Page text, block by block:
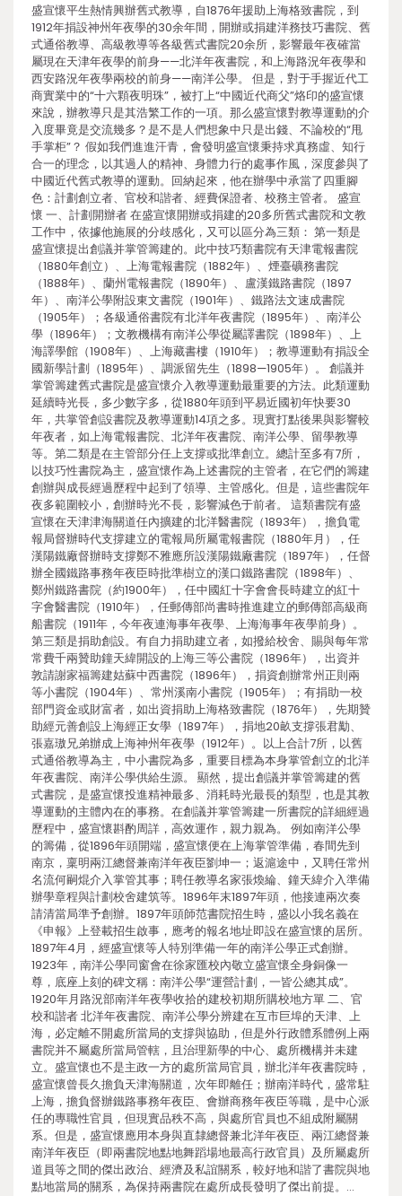
盛宣懷平生熱情興辦舊式教導，自1876年援助上海格致書院，到
1912年捐設神州年夜學的30余年間，開辦或捐建洋務技巧書院、舊
式通俗教導、高級教導等各級舊式書院20余所，影響最年夜確當
屬現在天津年夜學的前身——北洋年夜書院，和上海路況年夜學和
西安路況年夜學兩校的前身——南洋公學。 但是，對于手握近代工
商實業中的“十六顆夜明珠”，被打上“中國近代商父”烙印的盛宣懷
來說，辦教導只是其浩繁工作的一項。那么盛宣懷對教導運動的介
入度畢竟是交流幾多？是不是人們想象中只是出錢、不論校的“甩
手掌柜”？ 假如我們進進汗青，會發明盛宣懷秉持求真務虛、知行
合一的理念，以其過人的精神、身體力行的處事作風，深度參與了
中國近代舊式教導的運動。回納起來，他在辦學中承當了四重腳
色：計劃創立者、官校和諧者、經費保證者、校務主管者。 盛宣
懷 一、計劃開辦者 在盛宣懷開辦或捐建的20多所舊式書院和文教
工作中，依據他施展的分歧感化，又可以區分為三類： 第一類是
盛宣懷提出創議并掌管籌建的。此中技巧類書院有天津電報書院
（1880年創立）、上海電報書院（1882年）、煙臺礦務書院
（1888年）、蘭州電報書院（1890年）、盧漢鐵路書院（1897
年）、南洋公學附設東文書院（1901年）、鐵路法文速成書院
（1905年）；各級通俗書院有北洋年夜書院（1895年）、南洋公
學（1896年）；文教機構有南洋公學從屬譯書院（1898年）、上
海譯學館（1908年）、上海藏書樓（1910年）；教導運動有捐設全
國新學計劃（1895年）、調派留先生（1898—1905年）。 創議并
掌管籌建舊式書院是盛宣懷介入教導運動最重要的方法。此類運動
延續時光長，多少數字多，從1880年頭到平易近國初年快要30
年，共掌管創設書院及教導運動14項之多。現實打點後果與影響較
年夜者，如上海電報書院、北洋年夜書院、南洋公學、留學教導
等。第二類是在主管部分任上支撐或批準創立。總計至多有7所，
以技巧性書院為主，盛宣懷作為上述書院的主管者，在它們的籌建
創辦與成長經過歷程中起到了領導、主管感化。但是，這些書院年
夜多範圍較小，創辦時光不長，影響減色于前者。 這類書院有盛
宣懷在天津津海關道任內擴建的北洋醫書院（1893年），擔負電
報局督辦時代支撐建立的電報局所屬電報書院（1880年月），任
漢陽鐵廠督辦時支撐鄭不雅應所設漢陽鐵廠書院（1897年），任督
辦全國鐵路事務年夜臣時批準樹立的漢口鐵路書院（1898年）、
鄭州鐵路書院（約1900年），任中國紅十字會會長時建立的紅十
字會醫書院（1910年），任郵傳部尚書時推進建立的郵傳部高級商
船書院（1911年，今年夜連海事年夜學、上海海事年夜學前身）。
第三類是捐助創設。有自力捐助建立者，如撥給校舍、賜與每年常
常費千兩贊助鐘天緯開設的上海三等公書院（1896年），出資并
敦請謝家福籌建姑蘇中西書院（1896年），捐資創辦常州正則兩
等小書院（1904年）、常州溪南小書院（1905年）；有捐助一校
部門資金或財富者，如出資捐助上海格致書院（1876年），先期贊
助經元善創設上海經正女學（1897年），捐地20畝支撐張君勱、
張嘉璈兄弟辦成上海神州年夜學（1912年）。以上合計7所，以舊
式通俗教導為主，中小書院為多，重要目標為本身掌管創立的北洋
年夜書院、南洋公學供給生源。 顯然，提出創議并掌管籌建的舊
式書院，是盛宣懷投進精神最多、消耗時光最長的類型，也是其教
導運動的主體內在的事務。在創議并掌管籌建一所書院的詳細經過
歷程中，盛宣懷斟酌周詳，高效運作，親力親為。 例如南洋公學
的籌備，從1896年頭開端，盛宣懷便在上海掌管準備，春間先到
南京，稟明兩江總督兼南洋年夜臣劉坤一；返滬途中，又聘任常州
名流何嗣焜介入掌管其事；聘任教導名家張煥綸、鐘天緯介入準備
辦學章程與計劃校舍建筑等。1896年末1897年頭，他接連兩次奏
請清當局準予創辦。1897年頭師范書院招生時，盛以小我名義在
《申報》上登載招生啟事，應考的報名地址即設在盛宣懷的居所。
1897年4月，經盛宣懷等人特別準備一年的南洋公學正式創辦。
1923年，南洋公學同窗會在徐家匯校內敬立盛宣懷全身銅像一
尊，底座上刻的碑文稱：南洋公學“運營計劃，一皆公總其成”。
1920年月路況部南洋年夜學收拾的建校初期所購校地方單 二、官
校和諧者 北洋年夜書院、南洋公學分辨建在互市巨埠的天津、上
海，必定離不開處所當局的支撐與協助，但是外行政體系體例上兩
書院并不屬處所當局管轄，且治理新學的中心、處所機構并未建
立。盛宣懷也不是主政一方的處所當局官員，辦北洋年夜書院時，
盛宣懷曾長久擔負天津海關道，次年即離任；辦南洋時代，盛常駐
上海，擔負督辦鐵路事務年夜臣、會辦商務年夜臣等職，是中心派
任的專職性官員，但現實品秩不高，與處所官員也不組成附屬關
系。但是，盛宣懷應用本身與直隸總督兼北洋年夜臣、兩江總督兼
南洋年夜臣（即兩書院地點地舞蹈場地最高行政官員）及所屬處所
道員等之間的傑出政治、經濟及私誼關系，較好地和諧了書院與地
點地當局的關系，為保持兩書院在處所成長發明了傑出前提。…